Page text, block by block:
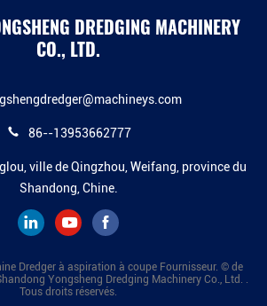
DREDGING MACHINERY
CO., LTD.
86--13953662777
ville de Qingzhou, Weifang, province du
Shandong, Chine.
Dredger à aspiration à coupe Fournisseur. © de
Yongsheng Dredging Machinery Co., Ltd. .
Tous droits réservés.